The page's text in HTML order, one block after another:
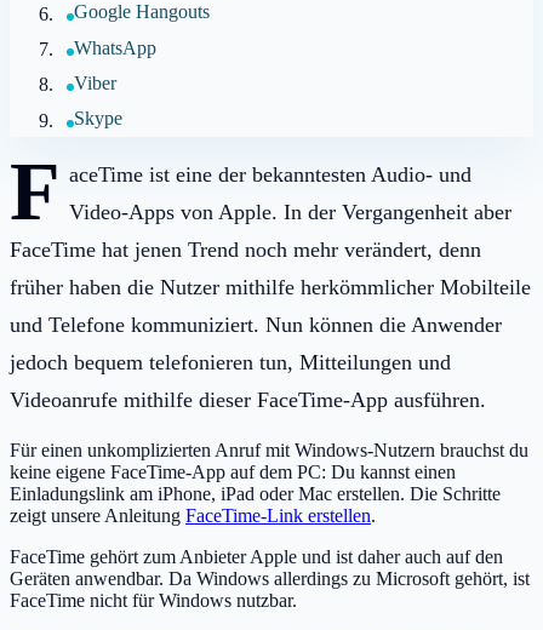
Google Hangouts
WhatsApp
Viber
Skype
F aceTime ist eine der bekanntesten Audio- und
Video-Apps von Apple. In der Vergangenheit aber
FaceTime hat jenen Trend noch mehr verändert, denn
früher haben die Nutzer mithilfe herkömmlicher Mobilteile
und Telefone kommuniziert. Nun können die Anwender
jedoch bequem telefonieren tun, Mitteilungen und
Videoanrufe mithilfe dieser FaceTime-App ausführen.
Für einen unkomplizierten Anruf mit Windows-Nutzern brauchst du
keine eigene FaceTime-App auf dem PC: Du kannst einen
Einladungslink am iPhone, iPad oder Mac erstellen. Die Schritte
zeigt unsere Anleitung FaceTime-Link erstellen.
FaceTime gehört zum Anbieter Apple und ist daher auch auf den
Geräten anwendbar. Da Windows allerdings zu Microsoft gehört, ist
FaceTime nicht für Windows nutzbar.